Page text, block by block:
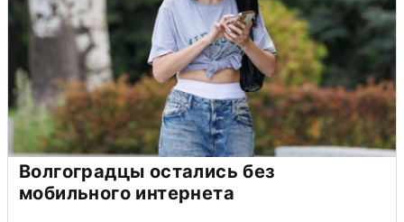
Волгоградцы остались без
мобильного интернета